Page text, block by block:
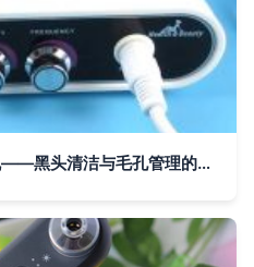
方康厂家直销 超声波铲皮机——黑头清洁与毛孔管理的新利器